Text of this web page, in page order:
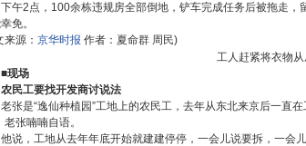
下午2点，100余栋违规房全部倒地，铲车完成任务后被拖走
免。
来源： 京华时报 作者：夏命群 周民)
工人赶紧将衣物从
■现场
农民工要找开发商讨说法
老张是“逸仙种植园”工地上的农民工，去年从东北来京后一直
老张喃喃自语。
他说，工地从去年年底开始就建建停停，一会儿说要拆，一会